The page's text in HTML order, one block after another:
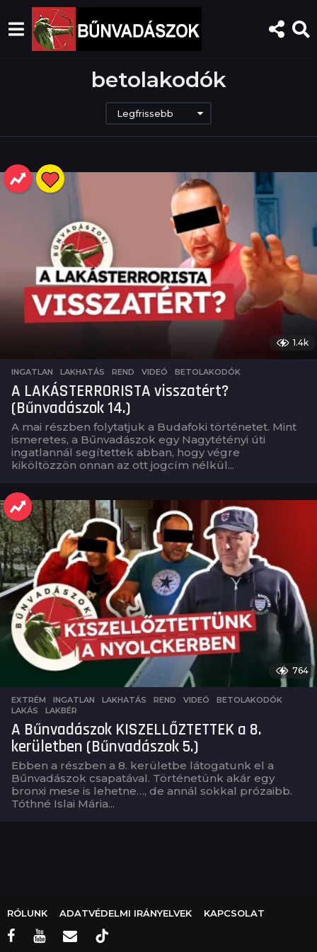
betolakodók
Legfrissebb
1.4k
INGATLAN ,LAKHATÁS ,REND ,VIDEÓ BETOLAKODÓK
A LAKÁSTERRORISTA visszatért?
(Bűnvadászok 14.)
A mai részben folytatjuk a Budafoki történetet. Mint
ismeretes, a Bűnvadászok egy Nagytétényi úti
ingatlannál segítettek abban, hogy végre
kiköltözzön onnan az ott jogcím nélkül...
764
EXTRÉM ,INGATLAN ,LAKHATÁS ,REND ,VIDEÓ BETOLAKODÓK
LAKÁS
,LAKBÉR
A Bűnvadászok KISZELLŐZTETTEK a 8.
kerületben (Bűnvadászok 5.)
Ebben a részben a 8. kerületbe látogatunk el a
Bűnvadászok csapatával. Történetünk akár egy
bronxi mese is lehetne…, de annál sokkal prózaibb.
Tóthné Islai Mária...
RÓLUNK ADATVÉDELMI IRÁNYELVEK KAPCSOLAT